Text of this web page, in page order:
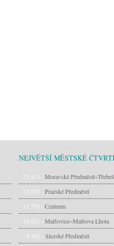
NEJVĚTŠÍ MĚSTSKÉ
23 413 - Moravské Předměstí~Třebeš
12 975 - Pražské Předměstí
11 779 - Centrum
10 021 - Malšovice~Malšova Lhota
8 982 - Slezské Předměstí